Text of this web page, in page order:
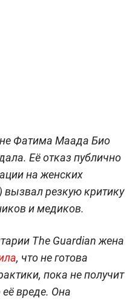
Фатима Маада Био
Её отказ публично
на женских
резкую критику
и медиков.
The Guardian жена
, что не готова
пока не получит
вреде. Она